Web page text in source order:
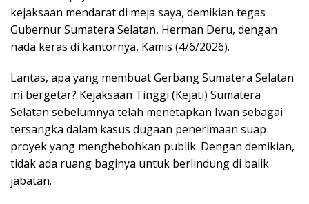
i
r
a
kejaksaan mendarat di meja saya, demikian tegas
Gubernur Sumatera Selatan, Herman Deru, dengan
nada keras di kantornya, Kamis (4/6/2026).
Lantas, apa yang membuat Gerbang Sumatera Selatan
ini bergetar? Kejaksaan Tinggi (Kejati) Sumatera
Selatan sebelumnya telah menetapkan Iwan sebagai
tersangka dalam kasus dugaan penerimaan suap
proyek yang menghebohkan publik. Dengan demikian,
tidak ada ruang baginya untuk berlindung di balik
jabatan.